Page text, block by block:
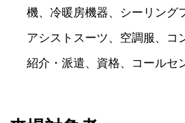
機、冷暖房機器、シーリング
アシストスーツ、空調服、コ
紹介・派遣、資格、コールセ